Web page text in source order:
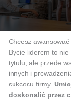
Chcesz
Bycie liderem to
tytułu, ale przede
innych i
sukcesu firmy.
doskonalić przez